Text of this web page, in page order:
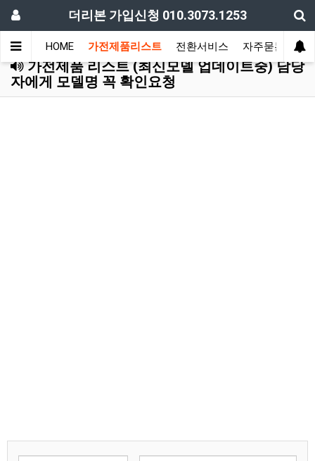
더리본 가입신청 010.3073.1253
HOME 가전제품리스트 전환서비스 자주묻는질문
가전제품 리스트 (최신모델 업데이트중) 담당
자에게 모델명 꼭 확인요청